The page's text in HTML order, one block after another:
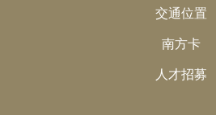
交通位置
南方卡
人才招募